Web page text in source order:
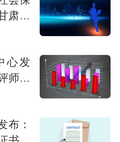
肃环
可现
心发
师证
6日
布：